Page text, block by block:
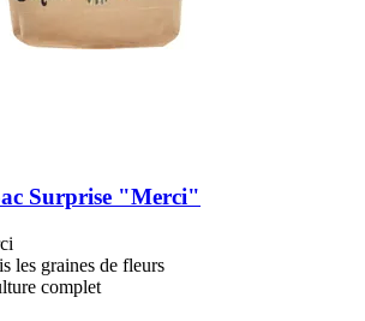
Surprise "Merci"
les graines de fleurs
complet